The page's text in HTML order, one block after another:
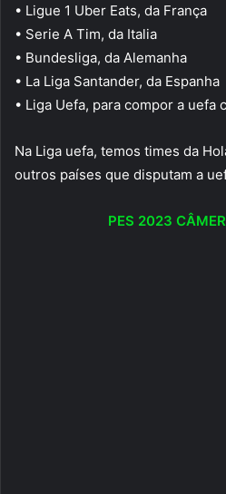
• Ligue 1 Uber Eats, da França
• Serie A Tim, da Italia
• Bundesliga, da Alemanha
• La Liga Santander, da Espanha
• Liga Uefa, para compor a uefa
Na Liga uefa, temos times da
outros países que disputam a
PES 2023